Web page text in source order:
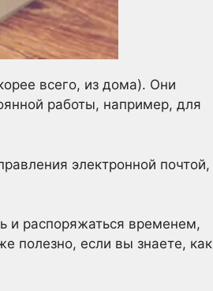
всего, из дома). Они
работы, например, для
электронной почтой,
и распоряжаться временем,
полезно, если вы знаете, как